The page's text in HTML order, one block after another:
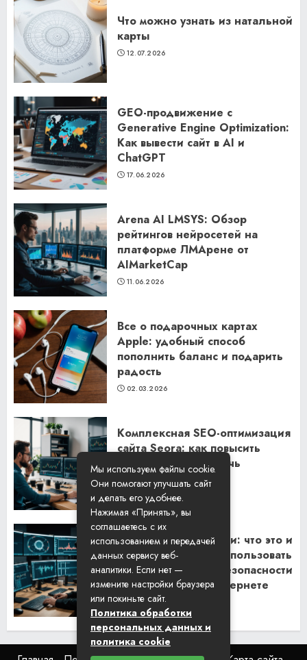
Что можно узнать из натальной
карты
12.07.2026
GEO-продвижение с
Generative Engine Optimization:
Как вывести сайт в AI и
ChatGPT
17.06.2026
Arena AI LMSYS: Обзор
рейтингов нейросетей на
платформе ЛМАрене от
AIMarketCap
11.06.2026
Все о подарочных картах
Apple: удобный способ
пополнить баланс и подарить
радость
02.03.2026
Комплексная SEO-оптимизация
сайта Seora: как повысить
видимость и привлечь
клиентов
06.02.2026
Резидентские прокси: что это и
как их правильно использовать
для обеспечения безопасности
и анонимности в интернете
29.01.2026
Мы используем файлы cookie.
Они помогают улучшать сайт
и делать его удобнее.
Нажимая «Принять», вы
соглашаетесь с их
использованием и передачей
данных сервису веб-
аналитики. Если нет —
измените настройки браузера
или покиньте сайт.
Политика обработки
персональных данных и
политика cookie